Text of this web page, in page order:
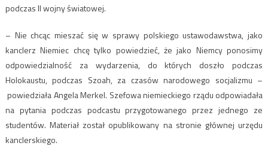
podczas II wojny światowej.
– Nie chcąc mieszać się w sprawy polskiego ustawodawstwa, jako
kanclerz Niemiec chcę tylko powiedzieć, że jako Niemcy ponosimy
odpowiedzialność za wydarzenia, do których doszło podczas
Holokaustu, podczas Szoah, za czasów narodowego socjalizmu –
powiedziała Angela Merkel. Szefowa niemieckiego rządu odpowiadała
na pytania podczas podcastu przygotowanego przez jednego ze
studentów. Materiał został opublikowany na stronie głównej urzędu
kanclerskiego.